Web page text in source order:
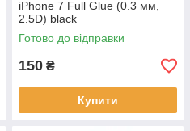
iPhone 7 Full Glue (0.3 мм,
2.5D) black
Готово до відправки
150 ₴
Купити